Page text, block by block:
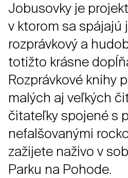
Jobusovky je
v ktorom sa spájajú
rozprávkový a
totižto krásne
Rozprávkové knihy
malých aj veľkých
čitateľky spojené s
nefalšovanými
zažijete naživo v
Parku na Pohode.